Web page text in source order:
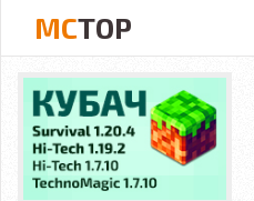
MCTOP